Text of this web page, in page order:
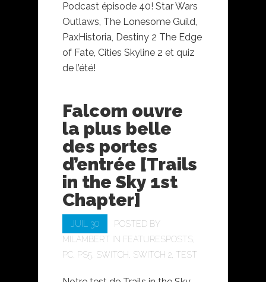
Podcast épisode 40! Star Wars
Outlaws⁠, ⁠The Lonesome Guild⁠,
⁠PaxHistoria, ⁠Destiny 2 The Edge
of Fate, ⁠Cities Skyline 2 et quiz
de l’été!
Falcom ouvre
la plus belle
des portes
d’entrée [Trails
in the Sky 1st
Chapter]
JUIL 30
POSTED BY
MILAMBERT IN FEATURESPOSTS
PC
PS5 SWITCH SWITCH 2 TEST